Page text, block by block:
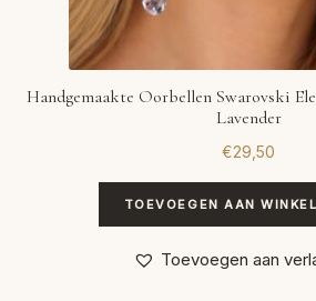
Handgemaakte Oorbellen Swarovski
Lavender
€29,50
TOEVOEGEN AAN
Toevoegen aan